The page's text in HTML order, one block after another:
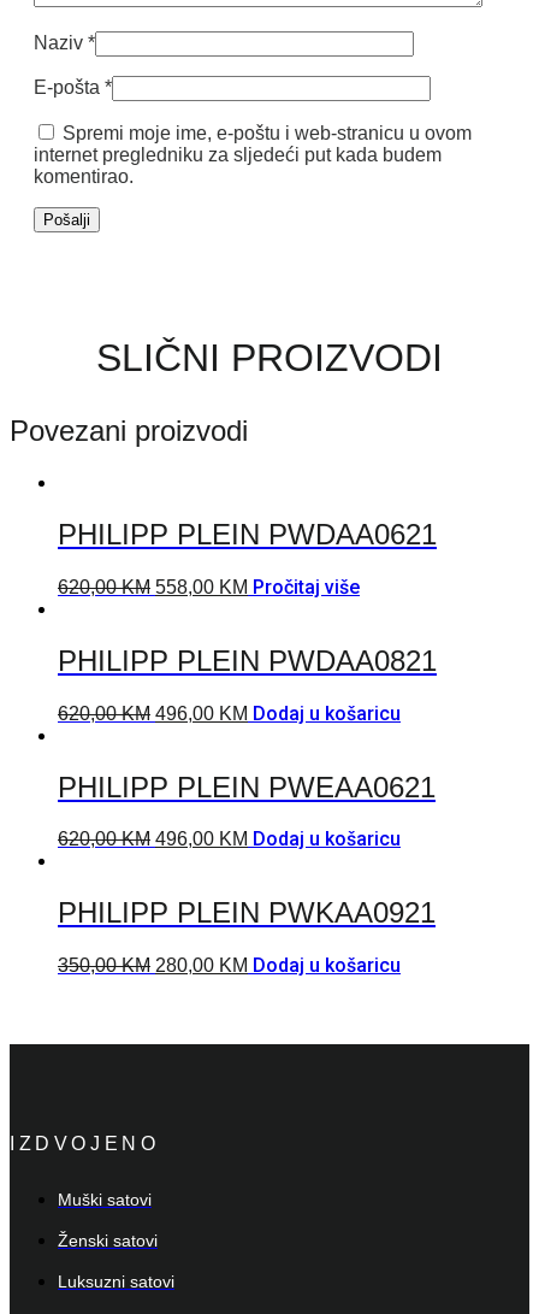
Naziv *
E-pošta *
Spremi moje ime, e-poštu i web-stranicu u ovom
internet pregledniku za sljedeći put kada budem
komentirao.
SLIČNI PROIZVODI
Povezani proizvodi
PHILIPP PLEIN PWDAA0621
620,00KM 558,00 KM Pročitaj više
PHILIPP PLEIN PWDAA0821
620,00KM 496,00 KM Dodaj u košaricu
PHILIPP PLEIN PWEAA0621
620,00KM 496,00 KM Dodaj u košaricu
PHILIPP PLEIN PWKAA0921
350,00KM 280,00 KM Dodaj u košaricu
IZDVOJENO
Muški satovi
Ženski satovi
Luksuzni satovi